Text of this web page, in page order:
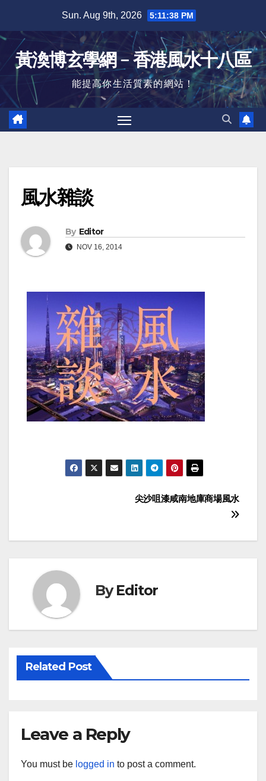
content
Sun. Aug 9th, 2026 5:11:39 PM
黃渙博玄學網﹣香港風水十八區
能提高你生活質素的網站！
風水雜談
By Editor
NOV 16, 2014
尖沙咀漆咸南地庫商場風水
ByEditor
Related Post
Leave a Reply
You must be logged in to post a comment.